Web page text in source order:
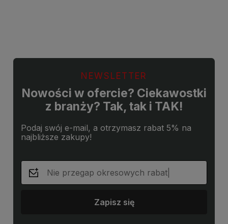
NEWSLETTER
Nowości w ofercie? Ciekawostki
z branży? Tak, tak i TAK!
Podaj swój e-mail, a otrzymasz rabat 5% na
najbliższe zakupy!
Zapisz się